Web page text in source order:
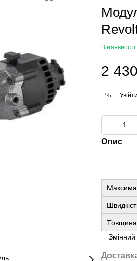
В наявності
2
% Увійти
Опис
Товщина